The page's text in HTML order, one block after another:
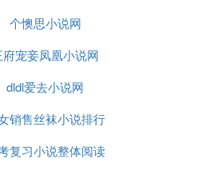
掞紝鍠濊捣鏉ヤ
鏂囧楄矾浜嗭紝
濂界殑涓鏈浠欒
侊紝閫昏緫涓ヨ
鍒璇浠ヤ负鏄楦
辩殑鍧氭瘏鍜岀
阅读
个懊思小说网
府宠妾凤凰小说网
dldl爱去小说网
销售丝袜小说排行
榜
复习小说整体阅读